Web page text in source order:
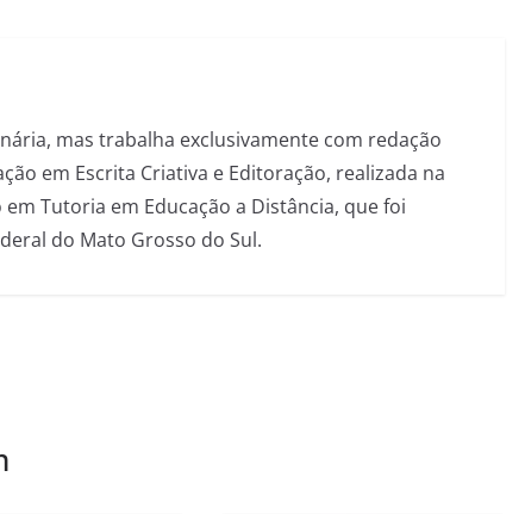
mas trabalha exclusivamente com redação
em Escrita Criativa e Editoração, realizada na
Tutoria em Educação a Distância, que foi
do Mato Grosso do Sul.